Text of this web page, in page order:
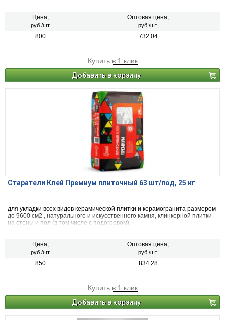
Цена,
руб./шт.
Оптовая цена,
руб./шт.
800 732.04
Купить в 1 клик
Добавить в корзину
Старатели Клей Премиум плиточный 63 шт/под, 25 кг
для укладки всех видов керамической плитки и керамогранита размером
до 9600 см2 , натурального и искусственного камня, клинкерной плитки
на стены и пол (в том числе с подогревом).
Цена,
руб./шт.
Оптовая цена,
руб./шт.
850 834.28
Купить в 1 клик
Добавить в корзину